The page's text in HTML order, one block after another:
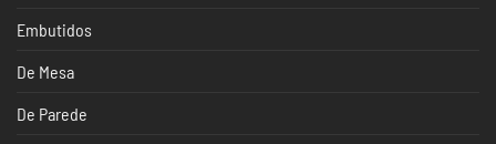
Embutidos
De Mesa
De Parede